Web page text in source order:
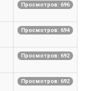
Просмотров: 696
Просмотров: 694
Просмотров: 692
Просмотров: 692